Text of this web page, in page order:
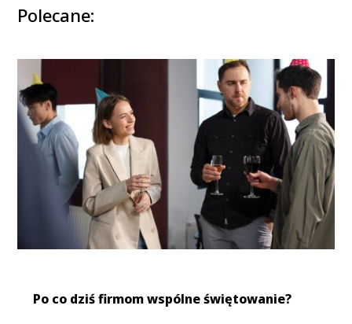
Polecane:
Po co dziś firmom wspólne świętowanie?